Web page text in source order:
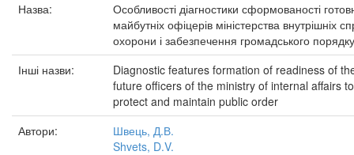
Назва:
Особливості діагностики сформованості
майбутніх офіцерів міністерства внутрішніх
охорони і забезпечення громадського порядку
Інші назви:
Diagnostic features formation of readiness of
future officers of the ministry of internal affairs to
protect and maintain public order
Автори:
Швець, Д.В.
Shvets, D.V.